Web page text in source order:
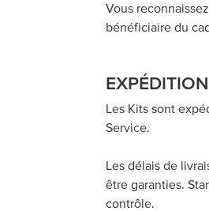
Vous
bénéficiaire du
Les Kits sont
Service.
Les délais de
être garanties.
contrôle.